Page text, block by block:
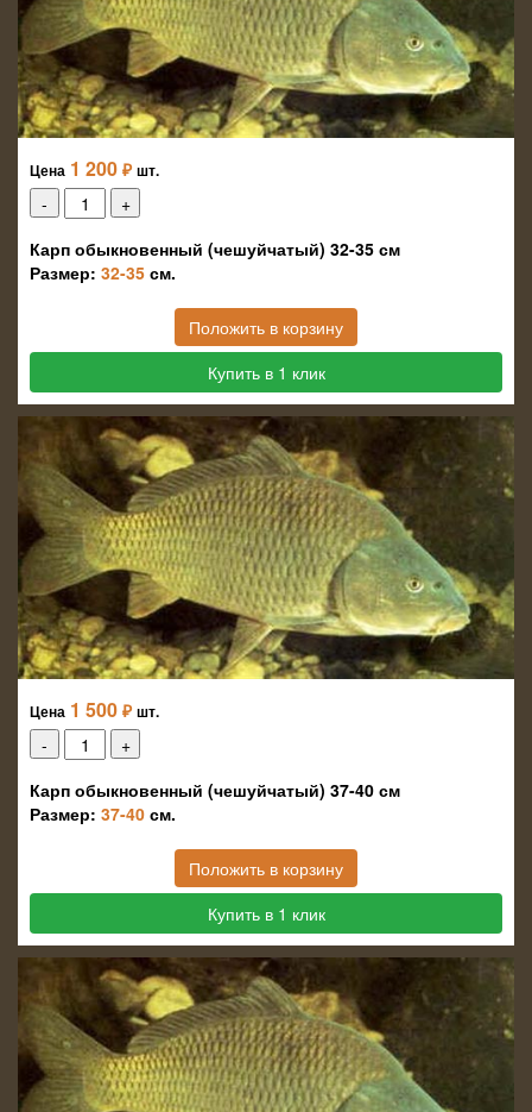
Цена 1 200 ₽ шт.
Карп обыкновенный (чешуйчатый) 32-35 см
Размер: 32-35 см.
Положить в корзину
Купить в 1 клик
Цена 1 500 ₽ шт.
Карп обыкновенный (чешуйчатый) 37-40 см
Размер: 37-40 см.
Положить в корзину
Купить в 1 клик